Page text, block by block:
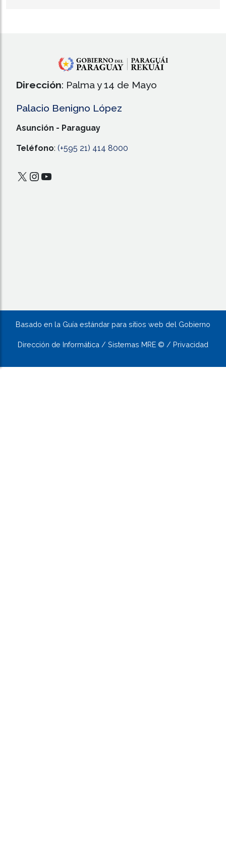
Dirección: Palma y 14 de Mayo
Palacio Benigno López
Asunción - Paraguay
Teléfono: (+595 21) 414 8000
X Instagram
YouTube
Basado en la Guía estándar para sitios web del Gobierno
Dirección de Informática / Sistemas MRE © / Privacidad